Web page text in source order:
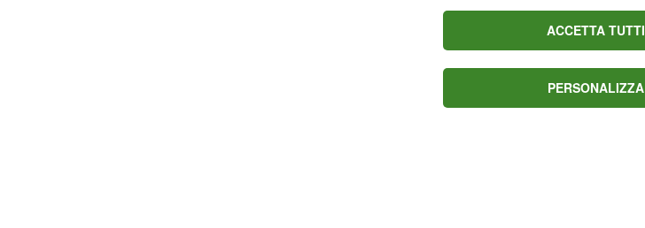
perso la persona più importante della sua vita. Motivo per il
quale Can sparirà per un bel po' di tempo, lasciando SanemACCETTA TUTTI
PERSONALIZZA